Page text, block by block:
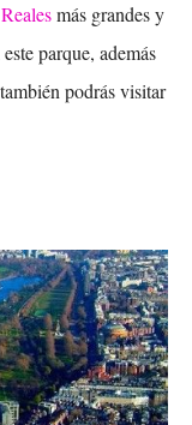
más grandes y
parque, además
podrás visitar